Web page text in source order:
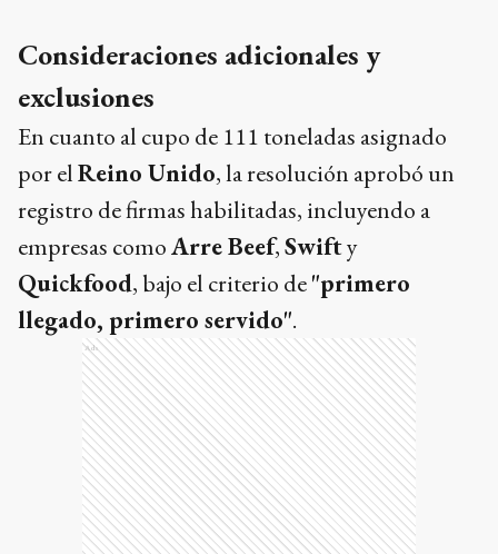
Consideraciones adicionales y
exclusiones
En cuanto al cupo de 111 toneladas asignado
por elReino Unido, la resolución aprobó un
registro de firmas habilitadas, incluyendo a
empresas comoArre Beef,Swifty
Quickfood, bajo el criterio de"primero
llegado, primero servido".
Ads